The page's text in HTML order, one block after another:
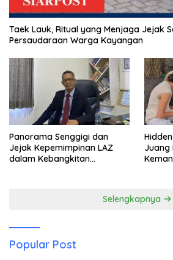
Taek Lauk, Ritual yang Menjaga Jejak
Persaudaraan Warga Kayangan
Panorama Senggigi dan
Jejak Kepemimpinan LAZ
dalam Kebangkitan
Juang
Selengkapnya
Popular Post